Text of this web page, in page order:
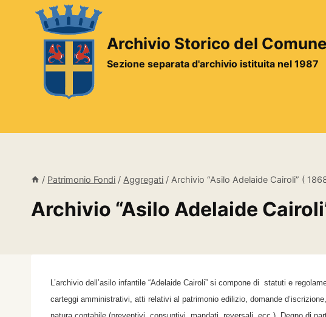
contenuto
Archivio Storico del
Sezione separata d'archivio istituita nel 1987
/ Patrimonio Fondi / Aggregati / Archivio “Asilo Adelaide Cairoli” (
Archivio “Asilo Adelaide
L’archivio dell’asilo infantile “Adelaide Cairoli” si compone di statuti e
carteggi amministrativi, atti relativi al patrimonio edilizio, domande